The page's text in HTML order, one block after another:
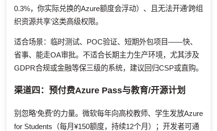
0.3%，你实际兑换的Azure额度会浮动）、且无法开通‘跨组
织资源共享’这类高级权限。
适合场景：临时测试、POC验证、短期外包项目——快、
省事、能走OA审批。不适合长期主力生产环境，尤其涉及
GDPR合规或金融等保三级的系统，建议回归CSP或直购。
渠道四：预付费Azure Pass与教育/开源计划
别忽略‘免费’的力量。微软每年向高校教师、学生发放Azure
for Students（每月¥150额度，持续12个月）；开发者可通